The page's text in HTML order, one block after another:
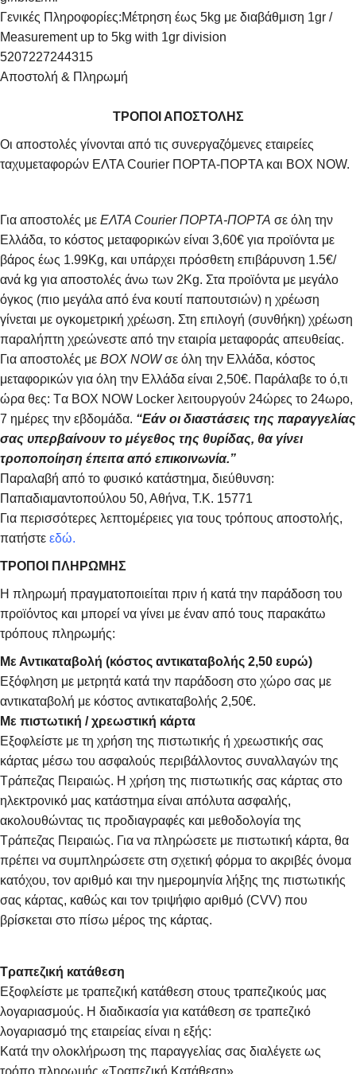
Γενικές Πληροφορίες:Μέτρηση έως 5kg με διαβάθμιση 1gr /
Measurement up to 5kg with 1gr division
5207227244315
Αποστολή & Πληρωμή
ΤΡΟΠΟΙ ΑΠΟΣΤΟΛΗΣ
Οι αποστολές γίνονται από τις συνεργαζόμενες εταιρείες
ταχυμεταφορών ΕΛΤΑ Courier ΠΟΡΤΑ-ΠΟΡΤΑ και BOX NOW.
Για αποστολές με ΕΛΤΑ Courier ΠΟΡΤΑ-ΠΟΡΤΑ σε όλη την
Ελλάδα, το κόστος μεταφορικών είναι 3,60€ για προϊόντα με
βάρος έως 1.99Kg, και υπάρχει πρόσθετη επιβάρυνση 1.5€/
ανά kg για αποστολές άνω των 2Κg. Στα προϊόντα με μεγάλο
όγκος (πιο μεγάλα από ένα κουτί παπουτσιών) η χρέωση
γίνεται με ογκομετρική χρέωση. Στη επιλογή (συνθήκη) χρέωση
παραλήπτη χρεώνεστε από την εταιρία μεταφοράς απευθείας.
Για αποστολές με BOX NOWσε όλη την Ελλάδα, κόστος
μεταφορικών για όλη την Ελλάδα είναι 2,50€. Παράλαβε το ό,τι
ώρα θες: Tα ΒΟΧ ΝΟW Locker λειτουργούν 24ώρες το 24ωρο,
7 ημέρες την εβδομάδα. “Εάν οι διαστάσεις της παραγγελίας
σας υπερβαίνουν το μέγεθος της θυρίδας, θα γίνει
τροποποίηση έπειτα από επικοινωνία.”
Παραλαβή από το φυσικό κατάστημα, διεύθυνση:
Παπαδιαμαντοπούλου 50, Αθήνα, Τ.Κ. 15771
Για περισσότερες λεπτομέρειες για τους τρόπους αποστολής,
πατήστε εδώ.
ΤΡΟΠΟΙ ΠΛΗΡΩΜΗΣ
Η πληρωμή πραγματοποιείται πριν ή κατά την παράδοση του
προϊόντος και μπορεί να γίνει με έναν από τους παρακάτω
τρόπους πληρωμής:
Με Αντικαταβολή (κόστος αντικαταβολής 2,50 ευρώ)
Εξόφληση με μετρητά κατά την παράδοση στο χώρο σας με
αντικαταβολή με κόστος αντικαταβολής 2,50€.
Με πιστωτική / χρεωστική κάρτα
Εξοφλείστε με τη χρήση της πιστωτικής ή χρεωστικής σας
κάρτας μέσω του ασφαλούς περιβάλλοντος συναλλαγών της
Τράπεζας Πειραιώς. Η χρήση της πιστωτικής σας κάρτας στο
ηλεκτρονικό μας κατάστημα είναι απόλυτα ασφαλής,
ακολουθώντας τις προδιαγραφές και μεθοδολογία της
Τράπεζας Πειραιώς. Για να πληρώσετε με πιστωτική κάρτα, θα
πρέπει να συμπληρώσετε στη σχετική φόρμα το ακριβές όνομα
κατόχου, τον αριθμό και την ημερομηνία λήξης της πιστωτικής
σας κάρτας, καθώς και τον τριψήφιο αριθμό (CVV) που
βρίσκεται στο πίσω μέρος της κάρτας.
Τραπεζική κατάθεση
Εξοφλείστε με τραπεζική κατάθεση στους τραπεζικούς μας
λογαριασμούς. Η διαδικασία για κατάθεση σε τραπεζικό
λογαριασμό της εταιρείας είναι η εξής:
Κατά την ολοκλήρωση της παραγγελίας σας διαλέγετε ως